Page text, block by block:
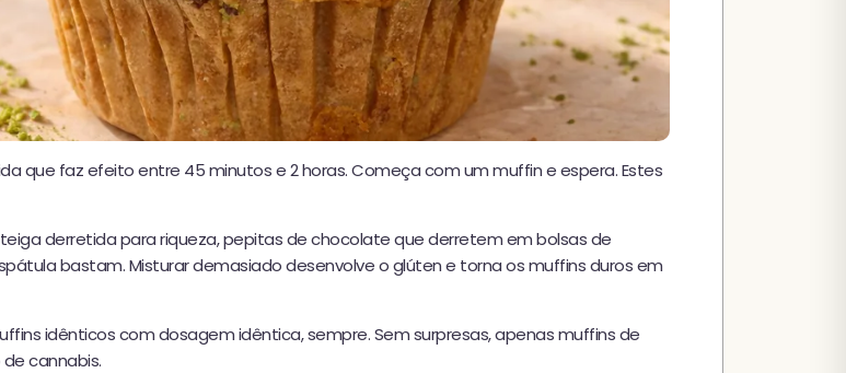
que faz efeito entre 45 minutos e 2 horas. Começa com um muffin e espera. Estes
derretida para riqueza, pepitas de chocolate que derretem em bolsas de
bastam. Misturar demasiado desenvolve o glúten e torna os muffins duros em
idênticos com dosagem idêntica, sempre. Sem surpresas, apenas muffins de
cannabis.